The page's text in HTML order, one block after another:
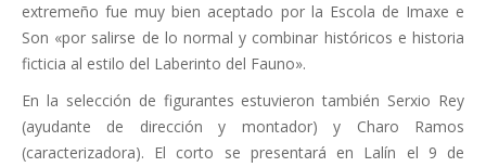
extremeño fue muy bien aceptado por la Escola de Imaxe e
Son «por salirse de lo normal y combinar históricos e historia
ficticia al estilo del Laberinto del Fauno».
En la selección de figurantes estuvieron también Serxio Rey
(ayudante de dirección y montador) y Charo Ramos
(caracterizadora). El corto se presentará en Lalín el 9 de